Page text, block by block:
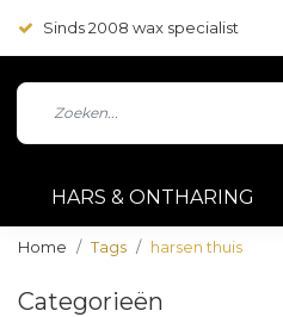
Sinds 2008 wax specialist
HARS & ONTHARING
Home Tags harsen thuis
Categorieën